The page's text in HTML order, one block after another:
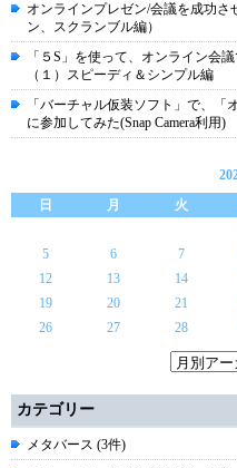
オンラインプレゼン/会議を成功
ン、スクランブル編）
「５S」を使って、オンライン会
（１）スピーディ＆シンプル編
「バーチャル仮装ソフト」で、「
に参加してみた(Snap Camera利用)
日
月 火
5
6 7
12
13 14
19
20 21
26
27 28
カテゴリー
メタバース (3件)